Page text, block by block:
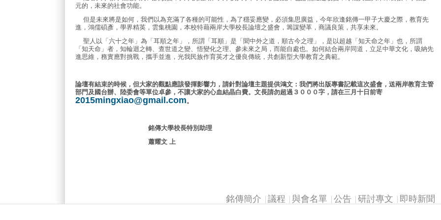
元的，未來的社會功能。
但是未來將是如何，我們以為充滿了各種的可能性，為了穩妥應變，必須集思廣益，今年欣逢銘傳一甲子大慶之際，教育先
進，鴻儒碩彥，學界精英，雲集桃園，本校特藉兩岸大學校長論壇之盛會，籌謀變革，商議良策，共享未來。
聖人以「六十之年」為「耳順之年」，所謂「耳順」是「聞中外之道，順古今之理」，是以超越「知天命之年」也，所謂
「知天命」者，知輪迴之轉、查世道之變、悟變化之理、參未來之局，而能自處也。如何結合兩岸同道，立足中華文化，吸納先
進思維，務實應對挑戰，攜手並進，光我民族作育英才之優良傳統，共創新型大學教育之典範。
論壇有結束的時候，但大家的觀點應該發揮影響力，請針對論壇主題提供鴻文：我們將出版專書記載這次盛會，送兩岸教育主管
部門及國台辦、陸委會等單位卓參，不讓大家的心血結晶白費。文長請勿超過３０００字，請在三月十日前寄
2015mingxiao@gmail.com。
銘傳大學校長特別助理
蕭耀文 上
銘傳簡介 議程 與會名單 公告 研討專文 即時新聞